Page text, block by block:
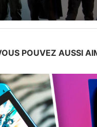
POUVEZ AUSSI